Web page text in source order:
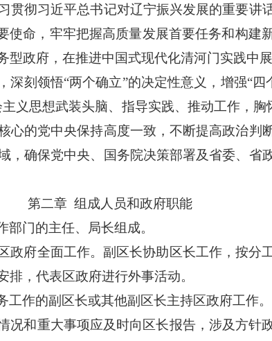
贯彻习近平总书记对辽宁振兴发展的重要讲
使命，牢牢把握高质量发展首要任务和构建
政府，在推进中国式现代化清河门实践中展
深刻领悟“两个确立”的决定性意义，增强“
义思想武装头脑、指导实践、推动工作，胸
心的党中央保持高度一致，不断提高政治判
，确保党中央、国务院决策部署及省委、省
第二章 组成人员和政府职能
门的主任、局长组成。
政府全面工作。副区长协助区长工作，按分
，代表区政府进行外事活动。
作的副区长或其他副区长主持区政府工作。
况和重大事项应及时向区长报告，涉及方针